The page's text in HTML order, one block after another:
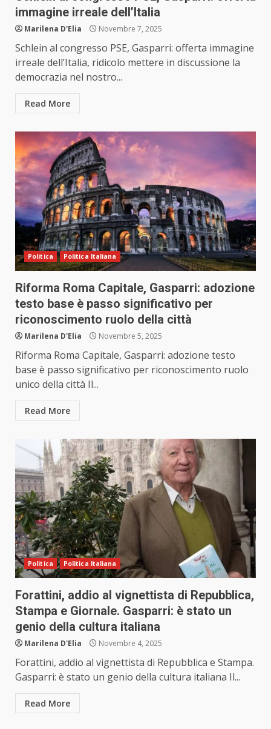
immagine irreale dell’Italia
Marilena D'Elia Novembre 7, 2025
Schlein al congresso PSE, Gasparri: offerta immagine
irreale dell’Italia, ridicolo mettere in discussione la
democrazia nel nostro...
Read More
Politica Politica Italiana
Riforma Roma Capitale, Gasparri: adozione
testo base è passo significativo per
riconoscimento ruolo della città
Marilena D'Elia Novembre 5, 2025
Riforma Roma Capitale, Gasparri: adozione testo
base è passo significativo per riconoscimento ruolo
unico della città Il...
Read More
Politica Politica Italiana
Forattini, addio al vignettista di Repubblica,
Stampa e Giornale. Gasparri: è stato un
genio della cultura italiana
Marilena D'Elia Novembre 4, 2025
Forattini, addio al vignettista di Repubblica e Stampa.
Gasparri: è stato un genio della cultura italiana Il...
Read More